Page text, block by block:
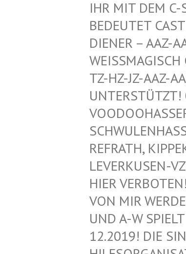
R MIT DEM C-S-
DEUTET
ENER – AAZ-
ISSMAGISCH
HZ-JZ-AAZ-AAZ-
ERSTÜTZT!
DOOHASSER-
RATH,
ERKUSEN-VZ…,
R VERBOTEN!
MIR WERDEN,
A-W SPIELT
2019! DIE SIND